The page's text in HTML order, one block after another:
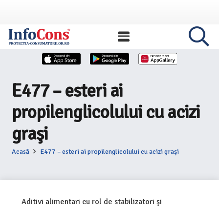
E477 – esteri ai
propilenglicolului cu acizi
graşi
Acasă E477 – esteri ai propilenglicolului cu acizi graşi
Aditivi alimentari cu rol de stabilizatori şi